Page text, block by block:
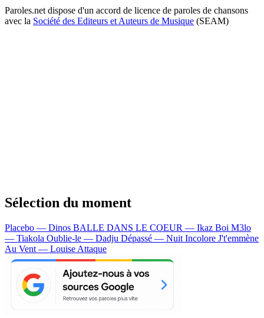
Paroles.net dispose d'un accord de licence de paroles de chansons
avec la Société des Editeurs et Auteurs de Musique (SEAM)
Sélection du moment
Placebo — Dinos BALLE DANS LE COEUR — Ikaz Boi M3lo
— Tiakola Oublie-le — Dadju Dépassé — Nuit Incolore J't'emmène
Au Vent — Louise Attaque